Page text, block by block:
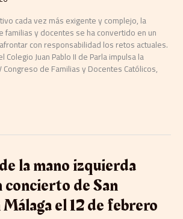
cada vez más exigente y complejo, la
familias y docentes se ha convertido en un
con responsabilidad los retos actuales.
Colegio Juan Pablo II de Parla impulsa la
Congreso de Familias y Docentes Católicos,
la mano izquierda
de San
el 12 de febrero